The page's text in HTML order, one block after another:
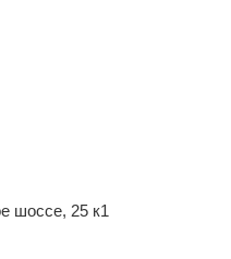
шоссе, 25 к1